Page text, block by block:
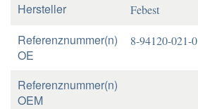
Hersteller Febest
Referenznummer(n)
OE
8-94120-021-0
Referenznummer(n)
OEM